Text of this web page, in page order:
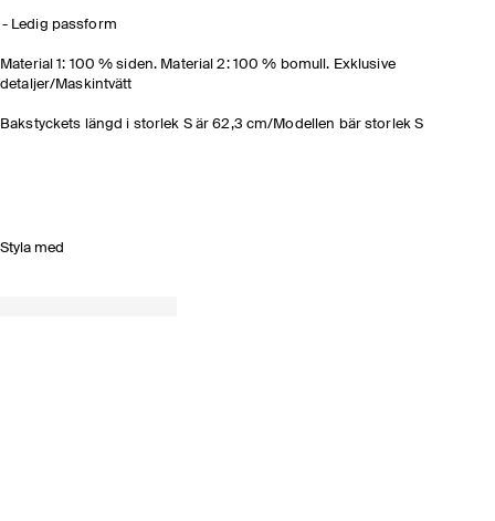
Ledig passform
Material 1: 100 % siden. Material 2: 100 % bomull. Exklusive
detaljer/Maskintvätt
Bakstyckets längd i storlek S är 62,3 cm/Modellen bär storlek S
Styla med